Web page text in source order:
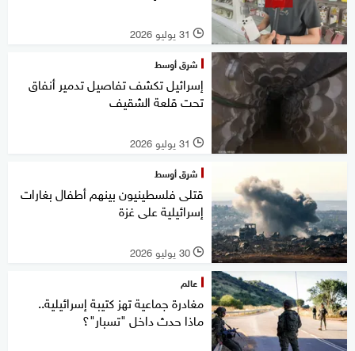
l 31 يوليو 2026
شرق أوسط
إسرائيل تكشف تفاصيل تدمير أنفاق
تحت قلعة الشقيف
l 31 يوليو 2026
شرق أوسط
قتلى فلسطينيون بينهم أطفال بغارات
إسرائيلية على غزة
l 30 يوليو 2026
عالم
مغادرة جماعية تهز كتيبة إسرائيلية..
ماذا حدث داخل "تسبار"؟